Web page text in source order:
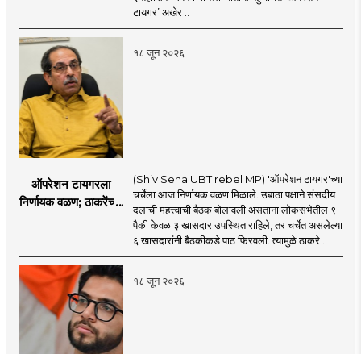
शिंदेंकडे जाण्याच्या चर्चा
सुरू
टायगर’ अखेर ..
१८ जून २०२६
ऑपरेशन टायगरला
निर्णायक वळण; ठाकरेंच्या
विलीन होण्याचा प्रस्ताव?
(Shiv Sena UBT rebel MP) 'ऑपरेशन टायगर'च्या
चर्चेला आज निर्णायक वळण मिळाले. उबाठा पक्षाने संसदीय
दलाची महत्त्वाची बैठक बोलावली असताना लोकसभेतील ९
पैकी केवळ ३ खासदार उपस्थित राहिले, तर चर्चेत असलेल्या
६ खासदारांनी बैठकीकडे पाठ फिरवली. त्यामुळे ठाकरे ..
१८ जून २०२६